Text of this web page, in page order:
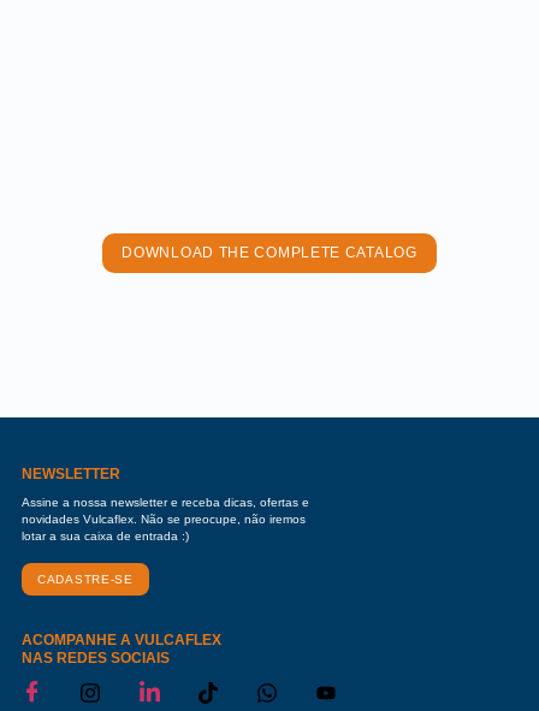
DOWNLOAD THE COMPLETE CATALOG
NEWSLETTER
Assine a nossa newsletter e receba dicas, ofertas e
novidades Vulcaflex. Não se preocupe, não iremos
lotar a sua caixa de entrada :)
CADASTRE-SE
ACOMPANHE A VULCAFLEX
NAS REDES SOCIAIS